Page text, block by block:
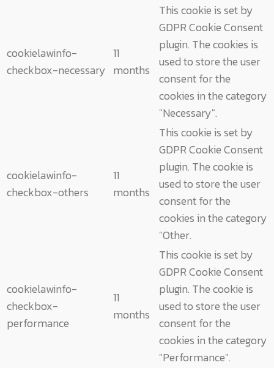
cookielawinfo-
checkbox-necessary
11
months
This cookie is set by
GDPR Cookie Consent
plugin. The cookies is
used to store the user
consent for the
cookies in the category
"Necessary".
cookielawinfo-
checkbox-others
11
months
This cookie is set by
GDPR Cookie Consent
plugin. The cookie is
used to store the user
consent for the
cookies in the category
"Other.
cookielawinfo-
checkbox-
performance
11
months
This cookie is set by
GDPR Cookie Consent
plugin. The cookie is
used to store the user
consent for the
cookies in the category
"Performance".